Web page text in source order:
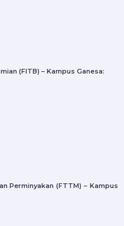
(FITB) – Kampus Ganesa:
Perminyakan (FTTM) – Kampus